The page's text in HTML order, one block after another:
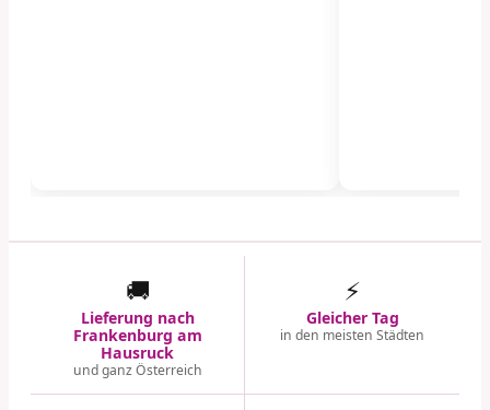
🚚
Lieferung nach
Frankenburg am
Hausruck
und ganz Österreich
⚡
Gleicher Tag
in den meisten Städten